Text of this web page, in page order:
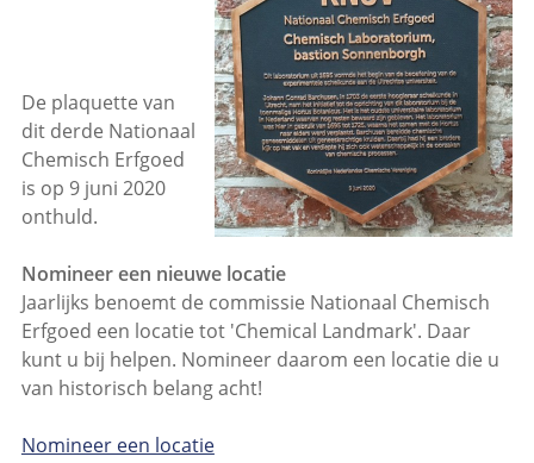
De plaquette van
dit derde Nationaal
Chemisch Erfgoed
is op 9 juni 2020
onthuld.
Nomineer een nieuwe locatie
Jaarlijks benoemt de commissie Nationaal Chemisch
Erfgoed een locatie tot 'Chemical Landmark'. Daar
kunt u bij helpen. Nomineer daarom een locatie die u
van historisch belang acht!
Nomineer een locatie